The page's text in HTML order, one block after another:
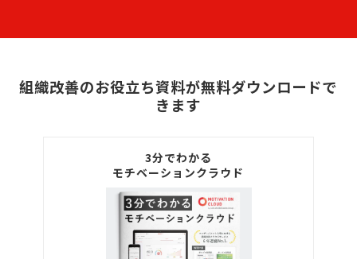
組織改善のお役立ち資料が無料ダウンロードで
きます
3分でわかる
モチベーションクラウド